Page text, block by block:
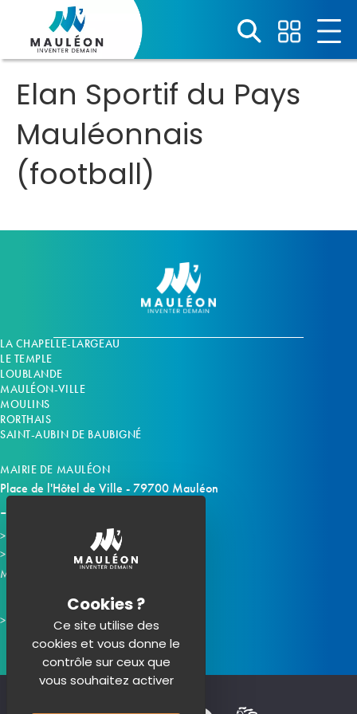
Elan Sportif du Pays
Mauléonnais
(football)
LA CHAPELLE-LARGEAU
LE TEMPLE
LOUBLANDE
MAULÉON-VILLE
MOULINS
RORTHAIS
SAINT-AUBIN DE BAUBIGNÉ
MAIRIE DE MAULÉON
Place de l'Hôtel de Ville - 79700 Mauléon
Horaires d'ouverture
Contacter la mairie
Mauléon sur les réseaux :
Panneau de gestion des cookies
Ce site utilise des
cookies et vous donne le
contrôle sur ceux que
vous souhaitez activer